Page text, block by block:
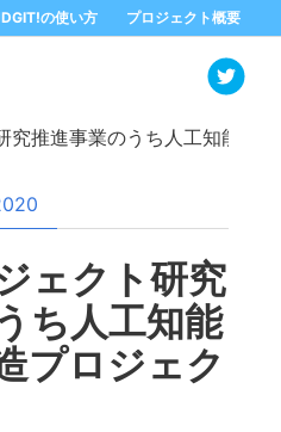
の使い方 プロジェクト概要
究推進事業のうち人工知能未
ェクト研究
ち人工知能
プロジェク